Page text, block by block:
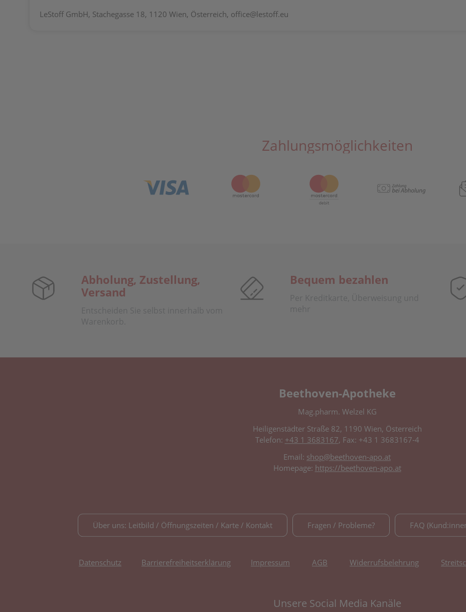
LeStoff GmbH, Stachegasse 18, 1120 Wien, Österreich, office@lestoff.eu
Zahlungsmöglichkeiten
Abholung, Zustellung,
Versand
Entscheiden Sie selbst innerhalb vom
Warenkorb.
Bequem bezahlen
Per Kreditkarte, Überweisung und
mehr
Beethoven-Apotheke
Mag.pharm. Welzel KG
Heiligenstädter Straße 82, 1190 Wien, Österreich
Telefon: +43 1 3683167, Fax: +43 1 3683167-4
Email: shop@beethoven-apo.at
Homepage: https://beethoven-apo.at
Über uns: Leitbild / Öffnungszeiten / Karte / Kontakt Fragen / Probleme? FAQ
Datenschutz Barrierefreiheitserklärung Impressum AGB Widerrufsbelehrung
Unsere Social Media Kanäle